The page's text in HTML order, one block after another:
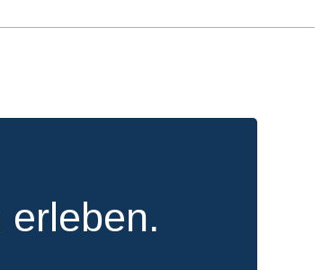
erleben.